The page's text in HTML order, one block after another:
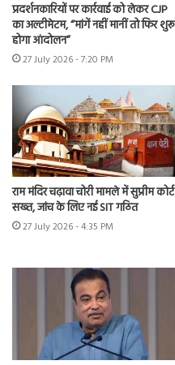
प्रदर्शनकारियों पर कार्रवाई को लेकर CJP
का अल्टीमेटम, “मांगें नहीं मानीं तो फिर शुरू
होगा आंदोलन”
27 July 2026 - 7:20 PM
राम मंदिर चढ़ावा चोरी मामले में सुप्रीम कोर्ट
सख्त, जांच के लिए नई SIT गठित
27 July 2026 - 4:35 PM